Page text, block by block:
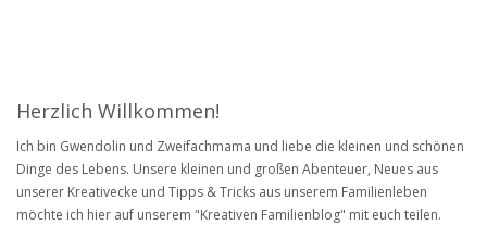
Herzlich Willkommen!
Ich bin Gwendolin und Zweifachmama und liebe die kleinen und schönen
Dinge des Lebens. Unsere kleinen und großen Abenteuer, Neues aus
unserer Kreativecke und Tipps & Tricks aus unserem Familienleben
möchte ich hier auf unserem "Kreativen Familienblog" mit euch teilen.